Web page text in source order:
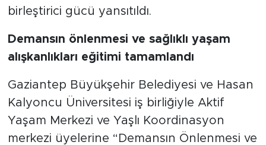
birleştirici gücü yansıtıldı.
Demansın önlenmesi ve sağlıklı yaşam
alışkanlıkları eğitimi tamamlandı
Gaziantep Büyükşehir Belediyesi ve Hasan
Kalyoncu Üniversitesi iş birliğiyle Aktif
Yaşam Merkezi ve Yaşlı Koordinasyon
merkezi üyelerine “Demansın Önlenmesi ve